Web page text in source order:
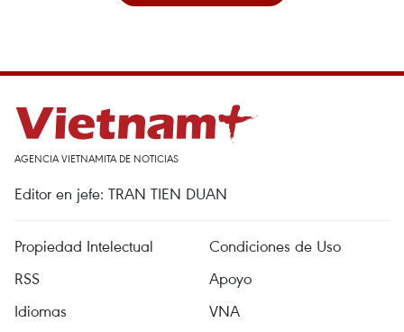
AGENCIA VIETNAMITA DE NOTICIAS
Editor en jefe: TRAN TIEN DUAN
Propiedad Intelectual
Condiciones de Uso
RSS
Apoyo
Idiomas
VNA